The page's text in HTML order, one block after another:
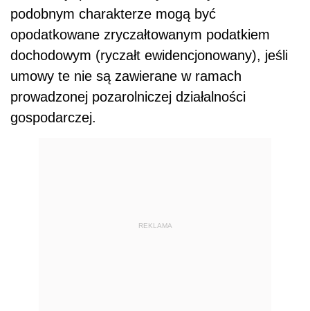
podobnym charakterze mogą być
opodatkowane zryczałtowanym podatkiem
dochodowym (ryczałt ewidencjonowany), jeśli
umowy te nie są zawierane w ramach
prowadzonej pozarolniczej działalności
gospodarczej.
REKLAMA